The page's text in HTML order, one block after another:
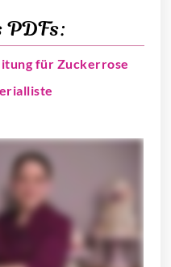
PDFs:
für Zuckerrose